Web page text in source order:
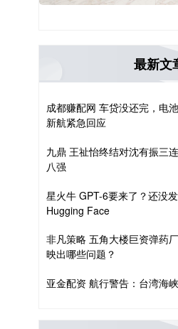
最新文
成都赚配网 车贷没还完，电
新航紧急回应
九鼎 王祉怡终结对沈有振三
八强
星火牛 GPT-6要来了？还没
Hugging Face
非凡策略 五角大楼巨资弹药
映出哪些问题？
亚金配资 航行警告：台湾海